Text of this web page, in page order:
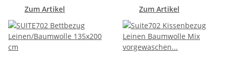
Zum Artikel Zum Artikel